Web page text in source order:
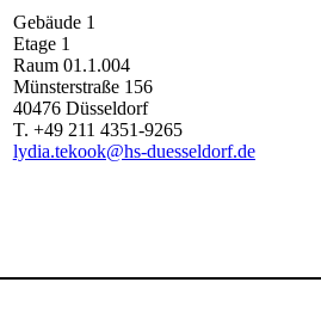
Gebäude 1
Etage 1
Raum 01.1.004
Münsterstraße 156
40476 Düsseldorf
T. +49 211 4351-9265
lydia.tekook@hs-duesseldorf.de